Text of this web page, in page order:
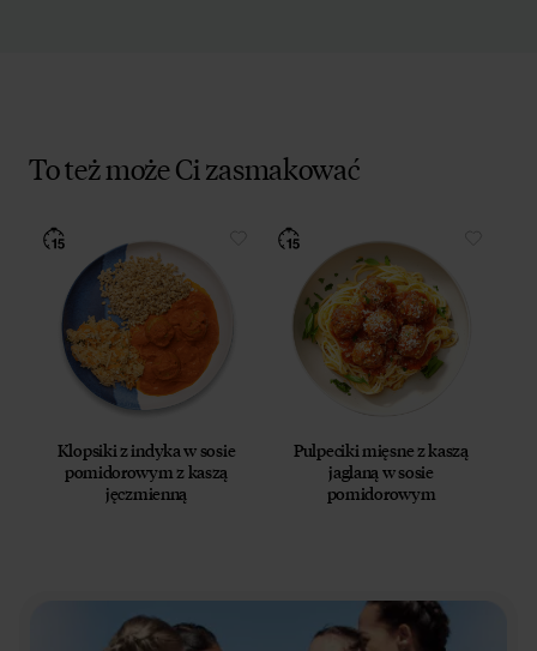
To też może Ci zasmakować
Klopsiki z indyka w sosie
pomidorowym z kaszą
jęczmienną
Pulpeciki mięsne z kaszą
jaglaną w sosie
pomidorowym